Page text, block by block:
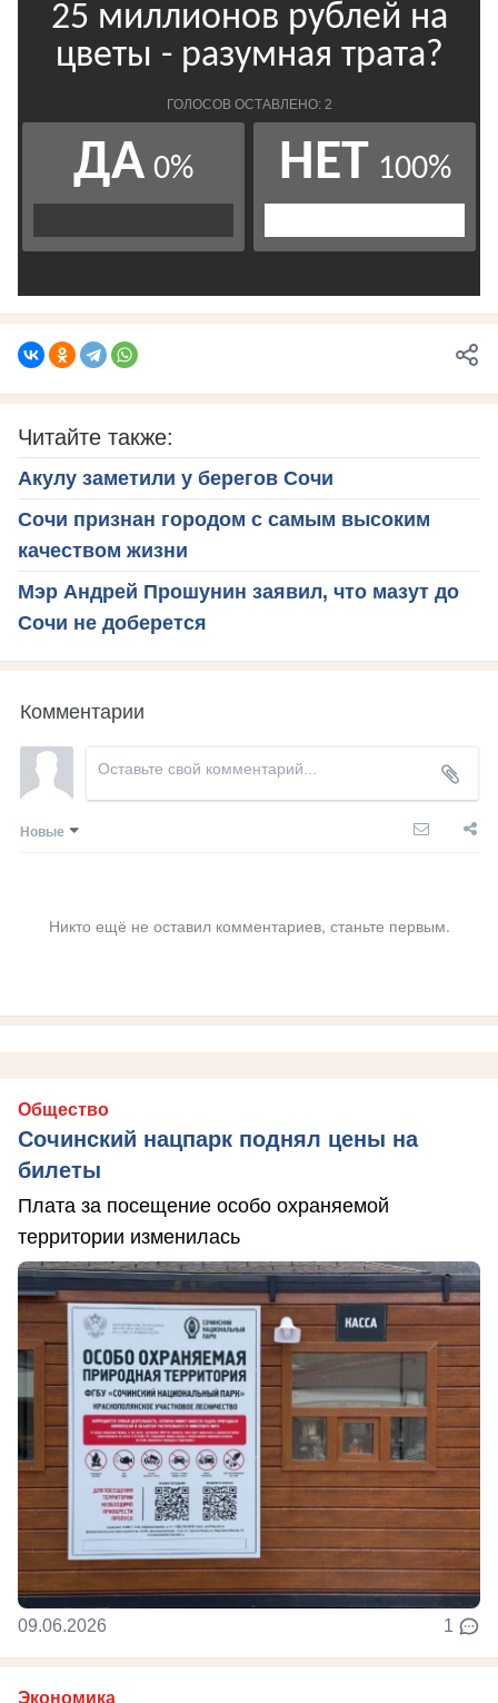
Читайте также:
Акулу заметили у берегов Сочи
Сочи признан городом с самым высоким
качеством жизни
Мэр Андрей Прошунин заявил, что мазут до
Сочи не доберется
Комментарии
Новые
Никто ещё не оставил комментариев, станьте первым.
Общество
Сочинский нацпарк поднял цены на
билеты
Плата за посещение особо охраняемой
территории изменилась
09.06.2026 1
Экономика